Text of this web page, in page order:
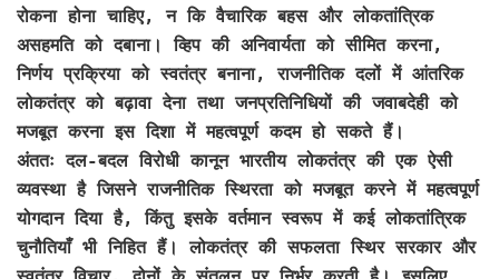
रोकना होना चाहिए, न कि वैचारिक बहस और लोकतांत्रिक
असहमति को दबाना। व्हिप की अनिवार्यता को सीमित करना,
निर्णय प्रक्रिया को स्वतंत्र बनाना, राजनीतिक दलों में आंतरिक
लोकतंत्र को बढ़ावा देना तथा जनप्रतिनिधियों की जवाबदेही को
मजबूत करना इस दिशा में महत्वपूर्ण कदम हो सकते हैं।
अंततः दल-बदल विरोधी कानून भारतीय लोकतंत्र की एक ऐसी
व्यवस्था है जिसने राजनीतिक स्थिरता को मजबूत करने में महत्वपूर्ण
योगदान दिया है, किंतु इसके वर्तमान स्वरूप में कई लोकतांत्रिक
चुनौतियाँ भी निहित हैं। लोकतंत्र की सफलता स्थिर सरकार और